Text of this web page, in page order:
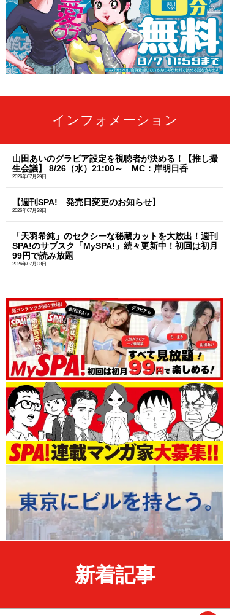
インフォメーション
山田あいのグラビア設定を視聴者が決める！【推し撮
生会議】 8/26（水）21:00～ MC：岸明日香
2026年07月29日
【週刊SPA! 発売日変更のお知らせ】
2026年07月28日
「天羽希純」のセクシーな秘蔵カットを大放出！週刊
SPA!のサブスク「MySPA!」続々更新中！初回は初月
99円で読み放題
2026年07月03日
新着記事